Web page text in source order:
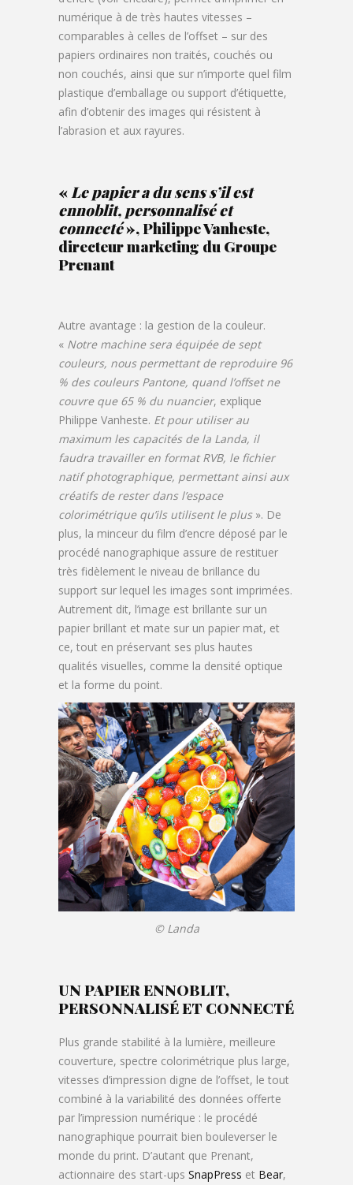
numérique à de très hautes vitesses –
comparables à celles de l’offset – sur des
papiers ordinaires non traités, couchés ou
non couchés, ainsi que sur n’importe quel film
plastique d’emballage ou support d’étiquette,
afin d’obtenir des images qui résistent à
l’abrasion et aux rayures.
« Le papier a du sens s’il est
ennoblit, personnalisé et
connecté», Philippe Vanheste,
directeur marketing du Groupe
Prenant
Autre avantage : la gestion de la couleur.
« Notre machine sera équipée de sept
couleurs, nous permettant de reproduire 96
% des couleurs Pantone, quand l’offset ne
couvre que 65 % du nuancier, explique
Philippe Vanheste. Et pour utiliser au
maximum les capacités de la Landa, il
faudra travailler en format RVB, le fichier
natif photographique, permettant ainsi aux
créatifs de rester dans l’espace
colorimétrique qu’ils utilisent le plus ». De
plus, la minceur du film d’encre déposé par le
procédé nanographique assure de restituer
très fidèlement le niveau de brillance du
support sur lequel les images sont imprimées.
Autrement dit, l’image est brillante sur un
papier brillant et mate sur un papier mat, et
ce, tout en préservant ses plus hautes
qualités visuelles, comme la densité optique
et la forme du point.
© Landa
UN PAPIER ENNOBLIT,
PERSONNALISÉ ET CONNECTÉ
Plus grande stabilité à la lumière, meilleure
couverture, spectre colorimétrique plus large,
vitesses d’impression digne de l’offset, le tout
combiné à la variabilité des données offerte
par l’impression numérique : le procédé
nanographique pourrait bien bouleverser le
monde du print. D’autant que Prenant,
actionnaire des start-ups SnapPress et Bear,